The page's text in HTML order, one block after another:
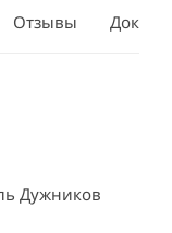
Отзывы
Дужников